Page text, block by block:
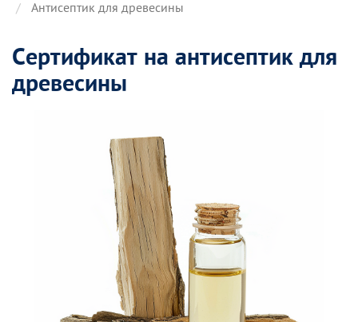
Антисептик для древесины
Сертификат на антисептик для
древесины